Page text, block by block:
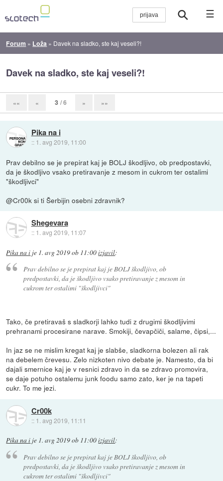
☰
Forum » Loža » Davek na sladko, ste kaj veseli?!
Davek na sladko, ste kaj veseli?!
«« « 3 / 6 » »»
Pika na i
:: 1. avg 2019, 11:00
Prav debilno se je prepirat kaj je BOLJ škodljivo, ob predpostavki,
da je škodljivo vsako pretiravanje z mesom in cukrom ter ostalimi
"škodljivci"
@Cr00k si ti Šerbijin osebni zdravnik?
Shegevara
:: 1. avg 2019, 11:07
Pika na i je 1. avg 2019 ob 11:00izjavil:
Prav debilno se je prepirat kaj je BOLJ škodljivo, ob
predpostavki, da je škodljivo vsako pretiravanje z mesom in
cukrom ter ostalimi "škodljivci"
Tako, če pretiravaš s sladkorji lahko tudi z drugimi škodljivimi
prehranami procesirane narave. Smokiji, čevapčiči, salame, čipsi,...
In jaz se ne mislim kregat kaj je slabše, sladkorna bolezen ali rak
na debelem črevesu. Zelo nizkoten nivo debate je. Namesto, da bi
dajali smernice kaj je v resnici zdravo in da se zdravo promovira,
se daje potuho ostalemu junk foodu samo zato, ker je na tapeti
cukr. To me jezi.
Cr00k
:: 1. avg 2019, 11:11
Pika na i je 1. avg 2019 ob 11:00izjavil:
Prav debilno se je prepirat kaj je BOLJ škodljivo, ob
predpostavki, da je škodljivo vsako pretiravanje z mesom in
cukrom ter ostalimi "škodljivci"